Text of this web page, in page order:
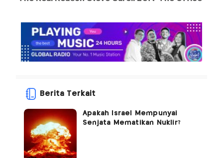
Berita Terkait
Apakah Israel Mempunyai
Senjata Mematikan Nuklir?